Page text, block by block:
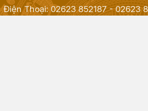
Điện Thoại: 02623 852187 - 02623